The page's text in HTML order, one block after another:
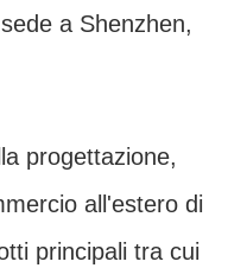
a Shenzhen,
progettazione,
all'estero di
principali tra cui